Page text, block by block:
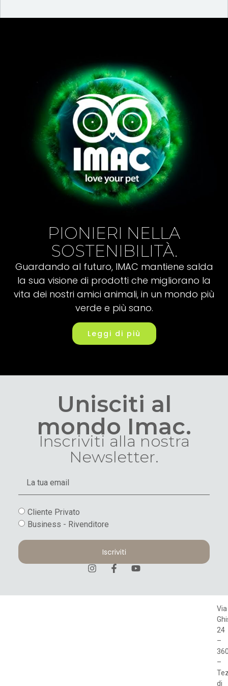
PIONIERI NELLA
SOSTENIBILITÀ.
Guardando al futuro, IMAC mantiene salda
la sua visione di prodotti che migliorano la
vita dei nostri amici animali, in un mondo più
verde e più sano.
Leggi di più
Unisciti al
mondo Imac.
Inscriviti alla nostra
Newsletter.
Cliente Privato
Business - Rivenditore
Iscriviti
Via
24
–
–
di